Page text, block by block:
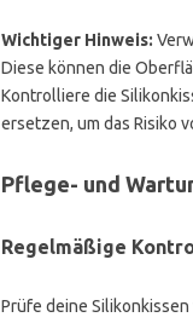
Wichtiger Hinweis:
Diese können die
Kontrolliere die
ersetzen, um das Risiko
Pflege- und
Regelmäßige
Prüfe deine